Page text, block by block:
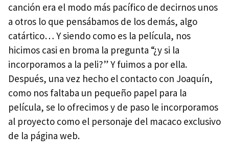
canción era el modo más pacífico de decirnos unos
a otros lo que pensábamos de los demás, algo
catártico… Y siendo como es la película, nos
hicimos casi en broma la pregunta “¿y si la
incorporamos a la peli?” Y fuimos a por ella.
Después, una vez hecho el contacto con Joaquín,
como nos faltaba un pequeño papel para la
película, se lo ofrecimos y de paso le incorporamos
al proyecto como el personaje del macaco exclusivo
de la página web.